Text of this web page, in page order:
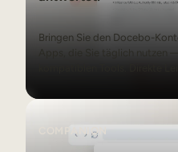
Bringen Sie den Docebo-
Apps, die Sie täglich nutzen
COMPANION